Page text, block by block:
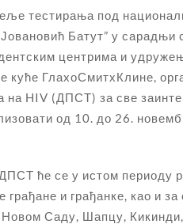
тестирања под
Батут” у
центрима и
ГлаxоСмитхКлине,
на HIV (ДПСТ) за све
од 10. до 26.
ће се у истом периоду
и грађанке, као и
Саду, Шапцу,